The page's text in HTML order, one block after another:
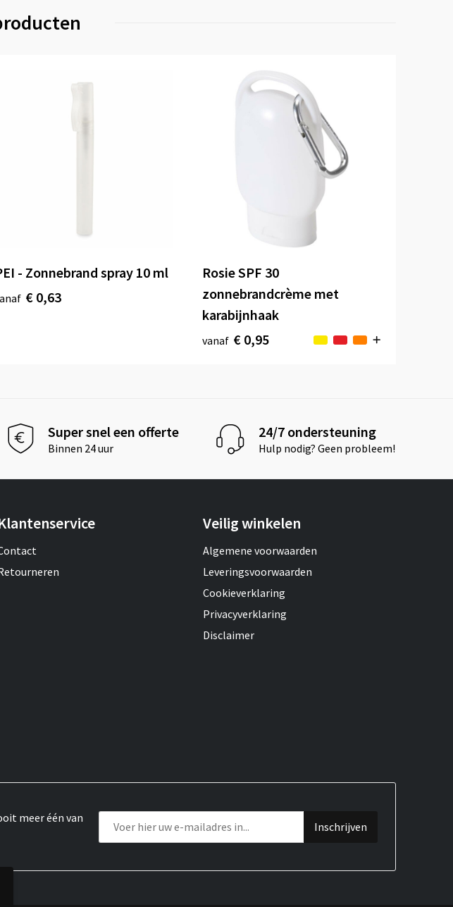
- Zonnebrand spray 10 ml
€ 0,63
Rosie SPF 30
zonnebrandcrème met
karabijnhaak
vanaf € 0,95
Super snel een offerte
Binnen 24 uur
24/7 ondersteuning
Hulp nodig? Geen probleem!
Veilig winkelen
Algemene voorwaarden
Leveringsvoorwaarden
Cookieverklaring
Privacyverklaring
Disclaimer
meer één van